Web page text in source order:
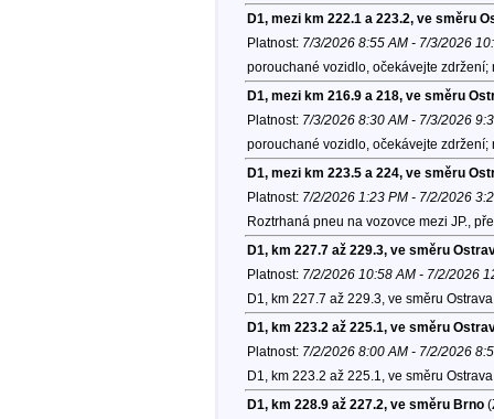
D1, mezi km 222.1 a 223.2, ve směru
Platnost: 7/3/2026 8:55 AM - 7/3/2026
porouchané vozidlo, očekávejte
D1, mezi km 216.9 a 218, ve směru
Platnost: 7/3/2026 8:30 AM - 7/3/2026
porouchané vozidlo, očekávejte
D1, mezi km 223.5 a 224, ve směru
Platnost: 7/2/2026 1:23 PM - 7/2/2026
Roztrhaná pneu na vozovce mezi JP.,
D1, km 227.7 až 229.3, ve směru
Platnost: 7/2/2026 10:58 AM - 7/2/2026
D1, km 227.7 až 229.3, ve směru
D1, km 223.2 až 225.1, ve směru
Platnost: 7/2/2026 8:00 AM - 7/2/2026
D1, km 223.2 až 225.1, ve směru
D1, km 228.9 až 227.2, ve směru Brno